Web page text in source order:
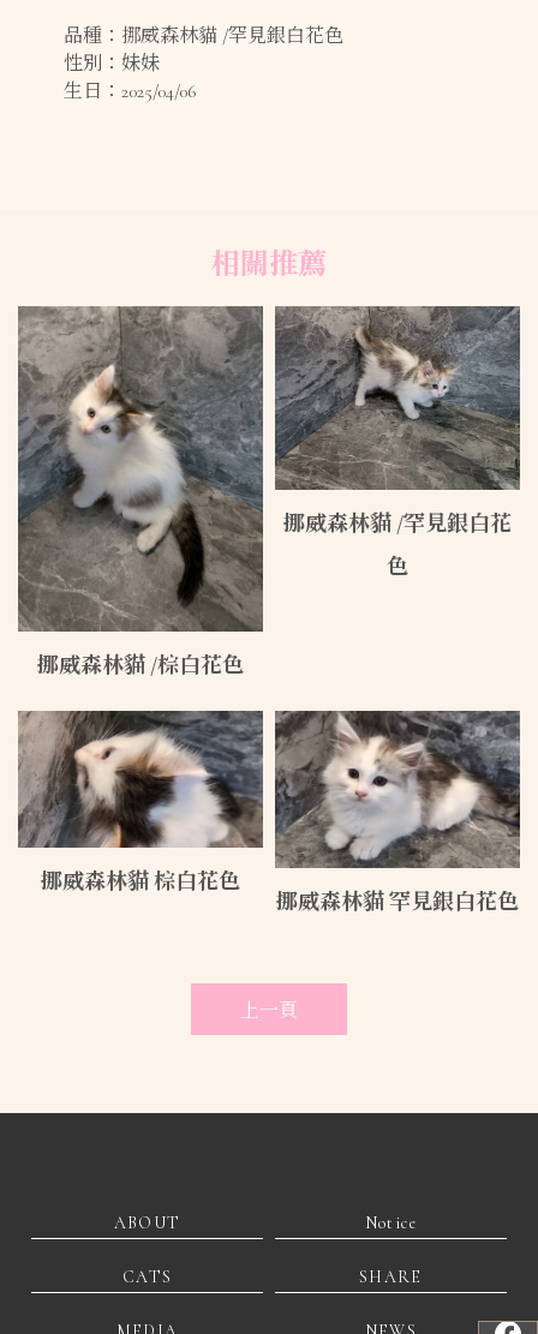
品種：挪威森林貓 /罕見銀白花色
性別：妹妹
生日：2025/04/06
挪威森林貓 /棕白花色
挪威森林貓 /罕見銀白花
色
挪威森林貓 棕白花色
挪威森林貓 罕見銀白花色
上一頁
ABOUT Notice
CATS SHARE